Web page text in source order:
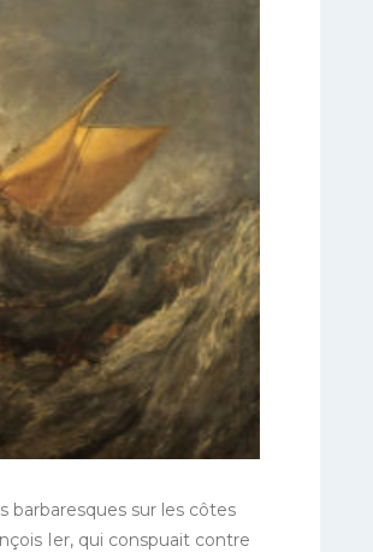
barbaresques sur les côtes
Ier, qui conspuait contre